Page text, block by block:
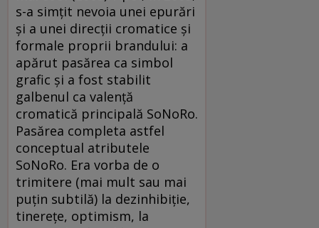
s-a simţit nevoia unei epurări
şi a unei direcţii cromatice şi
formale proprii brandului: a
apărut pasărea ca simbol
grafic şi a fost stabilit
galbenul ca valenţă
cromatică principală SoNoRo.
Pasărea completa astfel
conceptual atributele
SoNoRo. Era vorba de o
trimitere (mai mult sau mai
puţin subtilă) la dezinhibiţie,
tinereţe, optimism, la